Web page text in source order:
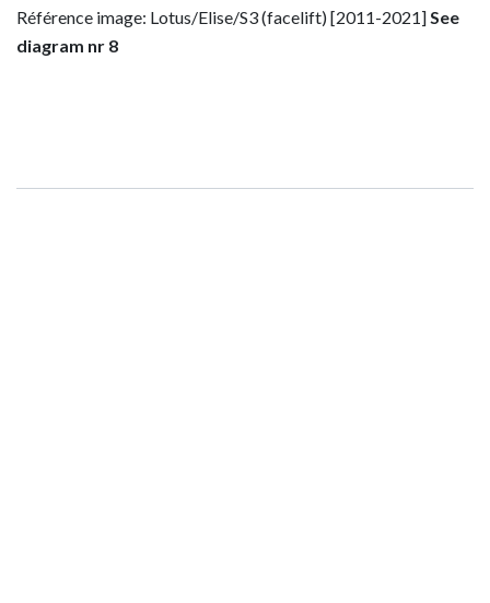
Référence image: Lotus/Elise/S3 (facelift) [2011-2021]See
diagram nr 8